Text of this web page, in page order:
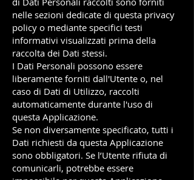
nelle sezioni dedicate di questa privacy
policy o mediante specifici testi
informativi visualizzati prima della
raccolta dei Dati stessi.
I Dati Personali possono essere
liberamente forniti dall'Utente o, nel
caso di Dati di Utilizzo, raccolti
automaticamente durante l'uso di
questa Applicazione.
Se non diversamente specificato, tutti i
Dati richiesti da questa Applicazione
sono obbligatori. Se l’Utente rifiuta di
comunicarli, potrebbe essere